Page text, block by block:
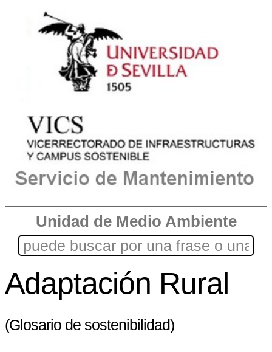
Unidad de Medio Ambiente
Adaptación Rural
(Glosario de sostenibilidad)